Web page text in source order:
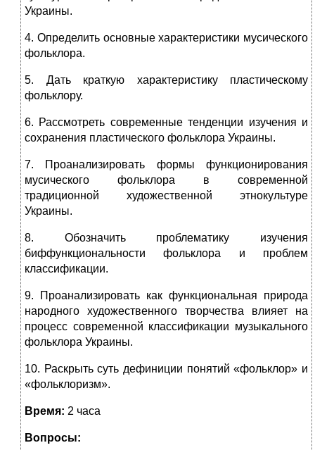
Украины.
4. Определить основные характеристики мусического
фольклора.
5. Дать краткую характеристику пластическому
фольклору.
6. Рассмотреть современные тенденции изучения и
сохранения пластического фольклора Украины.
7. Проанализировать формы функционирования
мусического фольклора в современной
традиционной художественной этнокультуре
Украины.
8. Обозначить проблематику изучения
биффункциональности фольклора и проблем
классификации.
9. Проанализировать как функциональная природа
народного художественного творчества влияет на
процесс современной классификации музыкального
фольклора Украины.
10. Раскрыть суть дефиниции понятий «фольклор» и
«фольклоризм».
Время: 2 часа
Вопросы: